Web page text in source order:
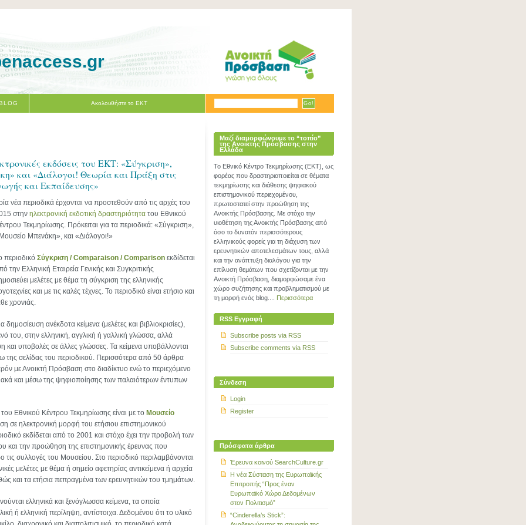
Ακολουθήστε το ΕΚΤ
εκδόσεις του ΕΚΤ: «Σύγκριση»,
και «Διάλογοι! Θεωρία και Πράξη στις
και Εκπαίδευσης»
νέα περιοδικά έρχονται να προστεθούν από τις αρχές του
στην ηλεκτρονική εκδοτική δραστηριότητα του Εθνικού
Τεκμηρίωσης. Πρόκειται για τα περιοδικά: «Σύγκριση»,
Μπενάκη», και «Διάλογοι!»
περιοδικό Σύγκριση / Comparaison / Comparison εκδίδεται
την Ελληνική Εταιρεία Γενικής και Συγκριτικής
μελέτες με θέμα τη σύγκριση της ελληνικής
και με τις καλές τέχνες. Το περιοδικό είναι ετήσιο και
χρονιάς.
δημοσίευση ανέκδοτα κείμενα (μελέτες και βιβλιοκρισίες),
του, στην ελληνική, αγγλική ή γαλλική γλώσσα, αλλά
και υποβολές σε άλλες γλώσσες. Τα κείμενα υποβάλλονται
της σελίδας του περιοδικού. Περισσότερα από 50 άρθρα
με Ανοικτή Πρόσβαση στο διαδίκτυο ενώ το περιεχόμενο
και μέσω της ψηφιοποίησης των παλαιότερων έντυπων
Εθνικού Κέντρου Τεκμηρίωσης είναι με το Μουσείο
σε ηλεκτρονική μορφή του ετήσιου επιστημονικού
εκδίδεται από το 2001 και στόχο έχει την προβολή των
και την προώθηση της επιστημονικής έρευνας που
τις συλλογές του Μουσείου. Στο περιοδικό περιλαμβάνονται
μελέτες με θέμα ή σημείο αφετηρίας αντικείμενα ή αρχεία
και τα ετήσια πεπραγμένα των ερευνητικών του τμημάτων.
ελληνικά και ξενόγλωσσα κείμενα, τα οποία
ή ελληνική περίληψη, αντίστοιχα. Δεδομένου ότι το υλικό
Μαζί διαμορφώνουμε το “τοπίο”
της Ανοικτής Πρόσβασης στην
Ελλάδα
Το Εθνικό Κέντρο Τεκμηρίωσης (ΕΚΤ), ως
φορέας που δραστηριοποιείται σε θέματα
τεκμηρίωσης και διάθεσης ψηφιακού
επιστημονικού περιεχομένου,
πρωτοστατεί στην προώθηση της
Ανοικτής Πρόσβασης. Με στόχο την
υιοθέτηση της Ανοικτής Πρόσβασης από
όσο το δυνατόν περισσότερους
ελληνικούς φορείς για τη διάχυση των
ερευνητικών αποτελεσμάτων τους, αλλά
και την ανάπτυξη διαλόγου για την
επίλυση θεμάτων που σχετίζονται με την
Ανοικτή Πρόσβαση, διαμορφώσαμε ένα
χώρο συζήτησης και προβληματισμού με
τη μορφή ενός blog....
Περισσότερα
RSS Εγγραφή
Subscribe posts via RSS
Subscribe comments via RSS
Σύνδεση
Login
Register
Πρόσφατα άρθρα
Έρευνα κοινού SearchCulture.gr
Η νέα Σύσταση της Ευρωπαϊκής
Επιτροπής “Προς έναν
Ευρωπαϊκό Χώρο Δεδομένων
στον Πολιτισμό”
“Cinderella’s Stick”: